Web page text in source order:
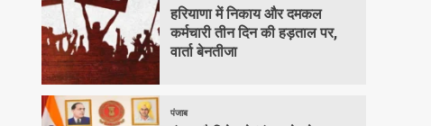
हरियाणा में निकाय और दमकल
कर्मचारी तीन दिन की हड़ताल पर,
वार्ता बेनतीजा
पंजाब